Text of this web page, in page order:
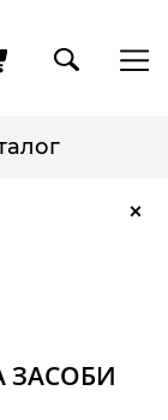
×
ЗАСОБИ